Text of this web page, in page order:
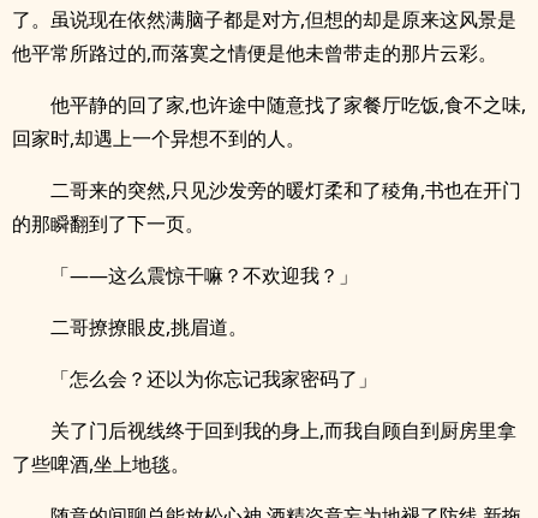
了。虽说现在依然满脑子都是对方,但想的却是原来这风景是
他平常所路过的,而落寞之情便是他未曾带走的那片云彩。
他平静的回了家,也许途中随意找了家餐厅吃饭,食不之味,
回家时,却遇上一个异想不到的人。
二哥来的突然,只见沙发旁的暖灯柔和了稜角,书也在开门
的那瞬翻到了下一页。
「——这么震惊干嘛？不欢迎我？」
二哥撩撩眼皮,挑眉道。
「怎么会？还以为你忘记我家密码了」
关了门后视线终于回到我的身上,而我自顾自到厨房里拿
了些啤酒,坐上地毯。